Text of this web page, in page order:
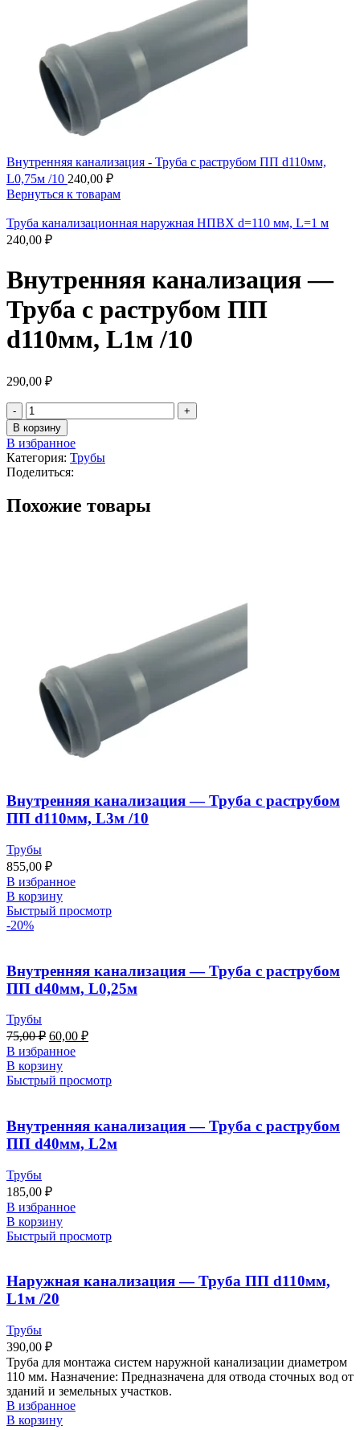
Внутренняя канализация - Труба с раструбом ПП d110мм,
L0,75м /10 240,00 ₽
Вернуться к товарам
Труба канализационная наружная НПВХ d=110 мм, L=1 м
240,00 ₽
Внутренняя канализация —
Труба с раструбом ПП
d110мм, L1м /10
290,00 ₽
В корзину
В избранное
Категория: Трубы
Поделиться:
Похожие товары
Внутренняя канализация — Труба с раструбом
ПП d110мм, L3м /10
Трубы
855,00 ₽
В избранное
В корзину
Быстрый просмотр
-20%
Внутренняя канализация — Труба с раструбом
ПП d40мм, L0,25м
Трубы
75,00₽ 60,00 ₽
В избранное
В корзину
Быстрый просмотр
Внутренняя канализация — Труба с раструбом
ПП d40мм, L2м
Трубы
185,00 ₽
В избранное
В корзину
Быстрый просмотр
Наружная канализация — Труба ПП d110мм,
L1м /20
Трубы
390,00 ₽
Труба для монтажа систем наружной канализации диаметром
110 мм. Назначение: Предназначена для отвода сточных вод от
зданий и земельных участков.
В избранное
В корзину